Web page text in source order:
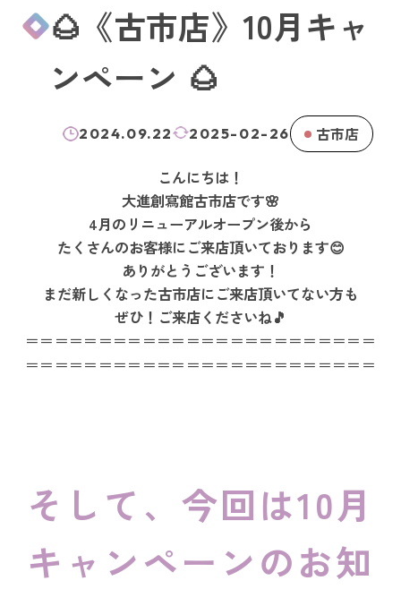
🌰《古市店》10月キャ
ンペーン 🌰
2024.09.22 2025-02-26 古市店
こんにちは！
大進創寫館古市店です🌸
4月のリニューアルオープン後から
たくさんのお客様にご来店頂いております😊
ありがとうございます！
まだ新しくなった古市店にご来店頂いてない方も
ぜひ！ご来店くださいね🎵
＝＝＝＝＝＝＝＝＝＝＝＝＝＝＝＝＝＝＝＝＝＝＝＝
＝＝＝＝＝＝＝＝＝＝＝＝＝＝＝＝＝＝＝＝＝＝＝＝
そして、今回は10月
キャンペーンのお知